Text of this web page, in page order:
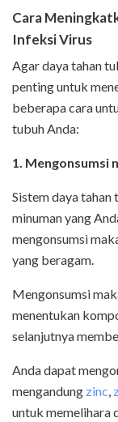
Cara
Infeksi Virus
Agar daya tahan
penting untuk
beberapa cara
tubuh Anda:
1. Mengonsumsi
Sistem daya tahan
minuman yang
mengonsumsi
yang beragam.
Mengonsumsi
menentukan
selanjutnya
Anda dapat
mengandung zinc
untuk memelihara